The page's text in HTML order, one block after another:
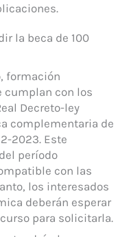
la beca de 100
formación
cumplan con los
Decreto-ley
complementaria de
2023. Este
período
con las
los interesados
deberán esperar
para solicitarla.